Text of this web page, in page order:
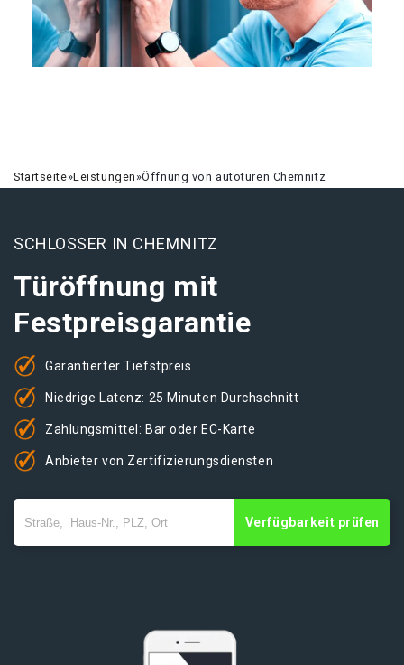
Startseite»Leistungen»Öffnung von autotüren Chemnitz
SCHLOSSER IN CHEMNITZ
Türöffnung mit
Festpreisgarantie
Garantierter Tiefstpreis
Niedrige Latenz: 25 Minuten Durchschnitt
Zahlungsmittel: Bar oder EC-Karte
Anbieter von Zertifizierungsdiensten
Verfügbarkeit prüfen